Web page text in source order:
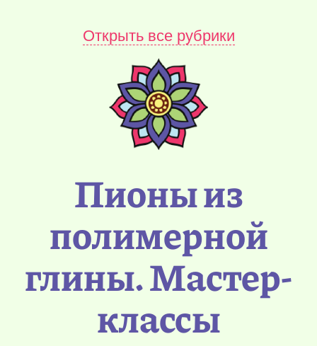
Открыть все рубрики
Пионы из
полимерной
глины. Мастер-
классы